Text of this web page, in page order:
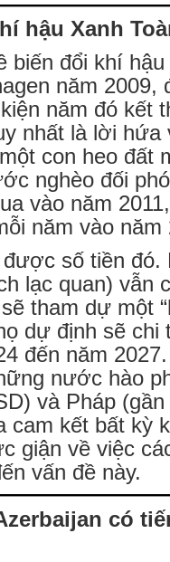
hậu Xanh
biến đổi khí
năm
năm đó kết
nhất là lời hứa
con heo đất
nghèo đối
vào năm
năm vào năm
số tiền đó.
lạc quan) vẫn
tham dự một
dự định sẽ chi
đến năm
nước hào
và Pháp
cam kết bất kỳ
giận về việc
vấn đề này.
có